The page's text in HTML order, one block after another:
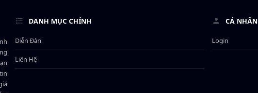
DANH MỤC CHÍNH
Diễn Đàn
Liên Hệ
CÁ NHÂN
Login